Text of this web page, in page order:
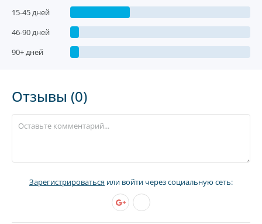
15-45 дней
46-90 дней
90+ дней
Отзывы (0)
Зарегистрироваться или войти через социальную сеть: